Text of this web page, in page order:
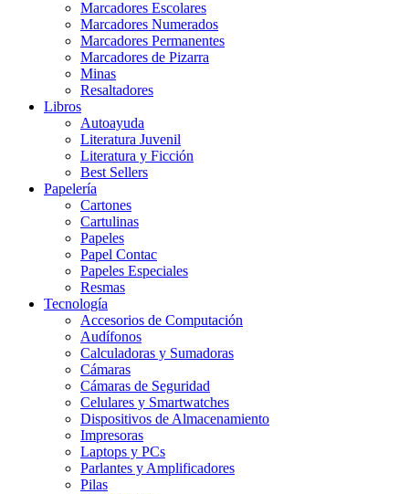
Marcadores Escolares
Marcadores Numerados
Marcadores Permanentes
Marcadores de Pizarra
Minas
Resaltadores
Libros
Autoayuda
Literatura Juvenil
Literatura y Ficción
Best Sellers
Papelería
Cartones
Cartulinas
Papeles
Papel Contac
Papeles Especiales
Resmas
Tecnología
Accesorios de Computación
Audífonos
Calculadoras y Sumadoras
Cámaras
Cámaras de Seguridad
Celulares y Smartwatches
Dispositivos de Almacenamiento
Impresoras
Laptops y PCs
Parlantes y Amplificadores
Pilas